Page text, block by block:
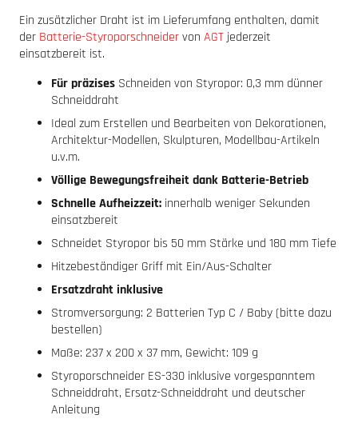
Ein zusätzlicher Draht ist im Lieferumfang enthalten, damit
der Batterie-Styroporschneidervon AGT jederzeit
einsatzbereit ist.
Für präzises Schneiden von Styropor: 0,3 mm dünner
Schneiddraht
Ideal zum Erstellen und Bearbeiten von Dekorationen,
Architektur-Modellen, Skulpturen, Modellbau-Artikeln
u.v.m.
Völlige Bewegungsfreiheit dank Batterie-Betrieb
Schnelle Aufheizzeit: innerhalb weniger Sekunden
einsatzbereit
Schneidet Styropor bis 50 mm Stärke und 180 mm Tiefe
Hitzebeständiger Griff mit Ein/Aus-Schalter
Ersatzdraht inklusive
Stromversorgung: 2 Batterien Typ C / Baby (bitte dazu
bestellen)
Maße: 237 x 200 x 37 mm, Gewicht: 109 g
Styroporschneider ES-330 inklusive vorgespanntem
Schneiddraht, Ersatz-Schneiddraht und deutscher
Anleitung